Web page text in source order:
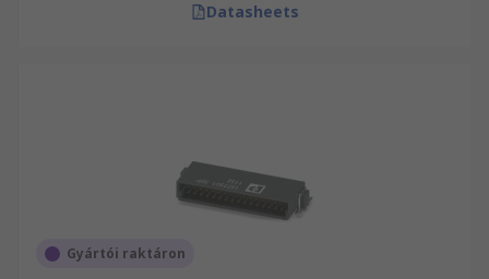
Datasheets
Gyártói raktáron